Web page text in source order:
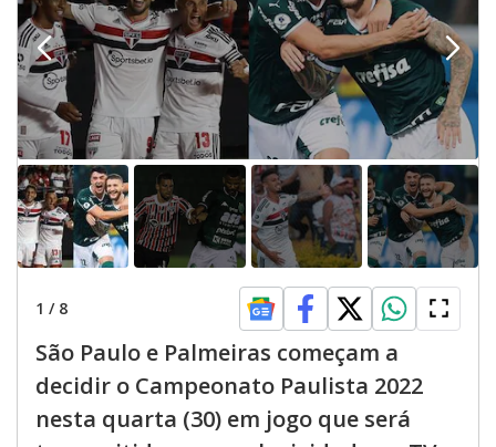
1 / 8
São Paulo e Palmeiras começam a
decidir o Campeonato Paulista 2022
nesta quarta (30) em jogo que será